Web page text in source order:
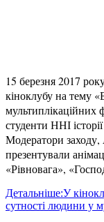
15 березня 2017
кіноклубу на тему
мультиплікаційних
студенти ННІ
Модератори заходу,
презентували
«Рівновага»,
Детальніше:У
сутності людини у